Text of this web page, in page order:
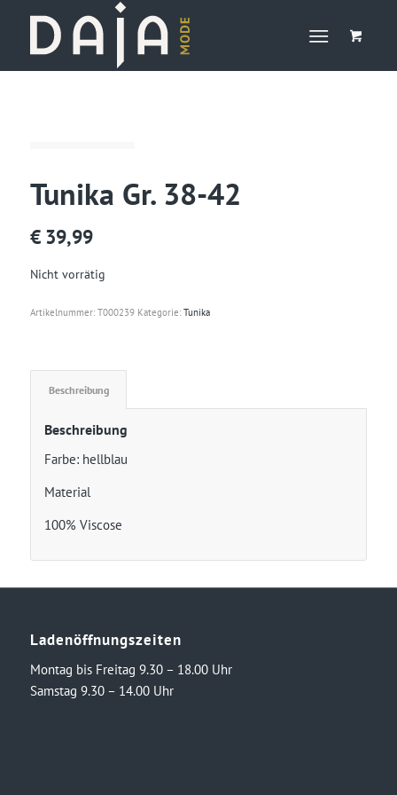
Tunika Gr. 38-42
€ 39,99
Nicht vorrätig
Artikelnummer: T000239 Kategorie: Tunika
Beschreibung
Beschreibung
Farbe: hellblau
Material
100% Viscose
Ladenöffnungszeiten
Montag bis Freitag 9.30 – 18.00 Uhr
Samstag 9.30 – 14.00 Uhr